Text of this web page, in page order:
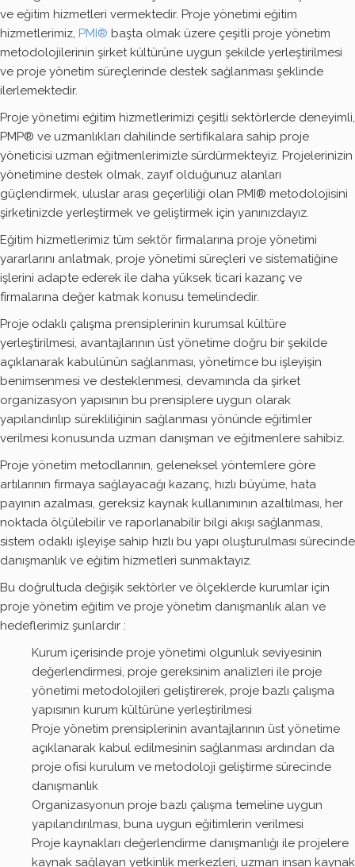
ve eğitim hizmetleri vermektedir. Proje yönetimi eğitim
hizmetlerimiz, PMI® başta olmak üzere çeşitli proje yönetim
metodolojilerinin şirket kültürüne uygun şekilde yerleştirilmesi
ve proje yönetim süreçlerinde destek sağlanması şeklinde
ilerlemektedir.
Proje yönetimi eğitim hizmetlerimizi çeşitli sektörlerde deneyimli,
PMP® ve uzmanlıkları dahilinde sertifikalara sahip proje
yöneticisi uzman eğitmenlerimizle sürdürmekteyiz. Projelerinizin
yönetimine destek olmak, zayıf olduğunuz alanları
güçlendirmek, uluslar arası geçerliliği olan PMI® metodolojisini
şirketinizde yerleştirmek ve geliştirmek için yanınızdayız.
Eğitim hizmetlerimiz tüm sektör firmalarına proje yönetimi
yararlarını anlatmak, proje yönetimi süreçleri ve sistematiğine
işlerini adapte ederek ile daha yüksek ticari kazanç ve
firmalarına değer katmak konusu temelindedir.
Proje odaklı çalışma prensiplerinin kurumsal kültüre
yerleştirilmesi, avantajlarının üst yönetime doğru bir şekilde
açıklanarak kabulünün sağlanması, yönetimce bu işleyişin
benimsenmesi ve desteklenmesi, devamında da şirket
organizasyon yapısının bu prensiplere uygun olarak
yapılandırılıp sürekliliğinin sağlanması yönünde eğitimler
verilmesi konusunda uzman danışman ve eğitmenlere sahibiz.
Proje yönetim metodlarının, geleneksel yöntemlere göre
artılarının firmaya sağlayacağı kazanç, hızlı büyüme, hata
payının azalması, gereksiz kaynak kullanımının azaltılması, her
noktada ölçülebilir ve raporlanabilir bilgi akışı sağlanması,
sistem odaklı işleyişe sahip hızlı bu yapı oluşturulması sürecinde
danışmanlık ve eğitim hizmetleri sunmaktayız.
Bu doğrultuda değişik sektörler ve ölçeklerde kurumlar için
proje yönetim eğitim ve proje yönetim danışmanlık alan ve
hedeflerimiz şunlardır :
Kurum içerisinde proje yönetimi olgunluk seviyesinin
değerlendirmesi, proje gereksinim analizleri ile proje
yönetimi metodolojileri geliştirerek, proje bazlı çalışma
yapısının kurum kültürüne yerleştirilmesi
Proje yönetim prensiplerinin avantajlarının üst yönetime
açıklanarak kabul edilmesinin sağlanması ardından da
proje ofisi kurulum ve metodoloji geliştirme sürecinde
danışmanlık
Organizasyonun proje bazlı çalışma temeline uygun
yapılandırılması, buna uygun eğitimlerin verilmesi
Proje kaynakları değerlendirme danışmanlığı ile projelere
kaynak sağlayan yetkinlik merkezleri, uzman insan kaynak